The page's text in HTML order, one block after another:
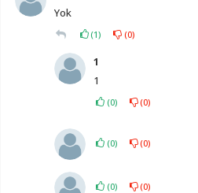
Yok
(1) (0)
1
1
(0) (0)
(0) (0)
(0) (0)